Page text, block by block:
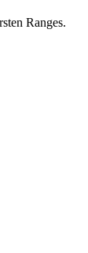
Ranges.